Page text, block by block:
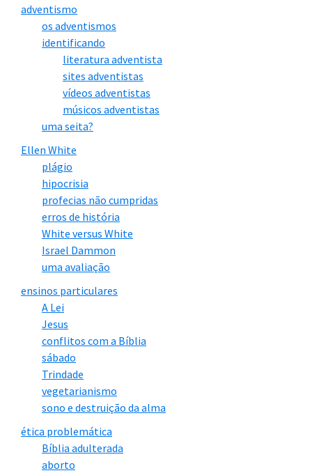
adventismo
os adventismos
identificando
literatura adventista
sites adventistas
vídeos adventistas
músicos adventistas
uma seita?
Ellen White
plágio
hipocrisia
profecias não cumpridas
erros de história
White versus White
Israel Dammon
uma avaliação
ensinos particulares
A Lei
Jesus
conflitos com a Bíblia
sábado
Trindade
vegetarianismo
sono e destruição da alma
ética problemática
Bíblia adulterada
aborto